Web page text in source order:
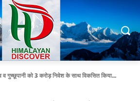
व गुच्छूपानी को 3 करोड़ निवेश के साथ विकसित किया...